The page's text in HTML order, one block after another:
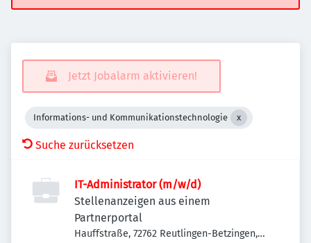
Jetzt Jobalarm aktivieren!
Informations- und Kommunikationstechnologie
Suche zurücksetzen
IT-Administrator (m/w/d)
Stellenanzeigen aus einem
Partnerportal
Hauffstraße, 72762 Reutlingen-Betzingen,